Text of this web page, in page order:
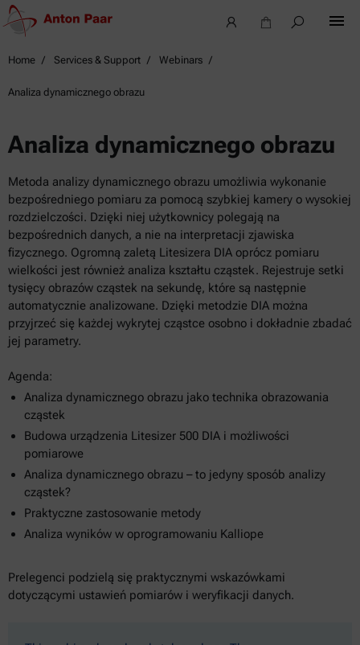
Home Services & Support Webinars
Analiza dynamicznego obrazu
Analiza dynamicznego obrazu
Metoda analizy dynamicznego obrazu umożliwia wykonanie
bezpośredniego pomiaru za pomocą szybkiej kamery o wysokiej
rozdzielczości. Dzięki niej użytkownicy polegają na
bezpośrednich danych, a nie na interpretacji zjawiska
fizycznego. Ogromną zaletą Litesizera DIA oprócz pomiaru
wielkości jest również analiza kształtu cząstek. Rejestruje setki
tysięcy obrazów cząstek na sekundę, które są następnie
automatycznie analizowane. Dzięki metodzie DIA można
przyjrzeć się każdej wykrytej cząstce osobno i dokładnie zbadać
jej parametry.
Agenda:
Analiza dynamicznego obrazu jako technika obrazowania
cząstek
Budowa urządzenia Litesizer 500 DIA i możliwości
pomiarowe
Analiza dynamicznego obrazu – to jedyny sposób analizy
cząstek?
Praktyczne zastosowanie metody
Analiza wyników w oprogramowaniu Kalliope
Prelegenci podzielą się praktycznymi wskazówkami
dotyczącymi ustawień pomiarów i weryfikacji danych.